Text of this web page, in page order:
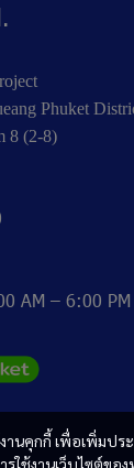
านคุกกี้ เพื่อเพิ่มป
ใช้งานเว็บไซต์ขอ
Phuket
8 (2-8)
AM – 6:00 PM